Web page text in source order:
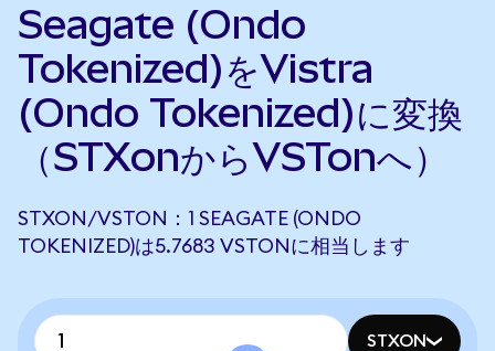
Seagate (Ondo
Tokenized)をVistra
(Ondo Tokenized)に変換
（STXonからVSTonへ）
STXON/VSTON：1 SEAGATE (ONDO
TOKENIZED)は5.7683 VSTONに相当します
STXON